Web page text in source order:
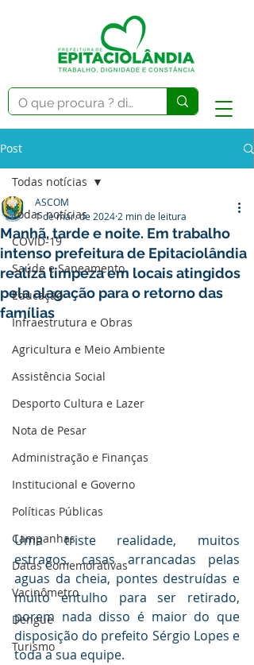
Post
Todas notícias
COVID-19
Saúde e Saneamento
Educação
Infraestrutura e Obras
Agricultura e Meio Ambiente
Assistência Social
Desporto Cultura e Lazer
Nota de Pesar
Administração e Finanças
Institucional e Governo
Políticas Públicas
Campanhas
Datas Comemorativas
Vacinômetro
Dengue
Turismo
Todas notícias
Manhã, tarde e noite. Em trabalho
intenso prefeitura de Epitaciolândia
realiza limpeza em locais atingidos
pela alagação para o retorno das
famílias
ASCOM
1 de mar. de 2024 2 min de leitura
Uma triste realidade, muitos
estragos, casas arrancadas pelas
aguas da cheia, pontes destruídas e
muito entulho para ser retirado,
porem nada disso é maior do que
disposição do prefeito Sérgio Lopes e
toda a sua equipe.